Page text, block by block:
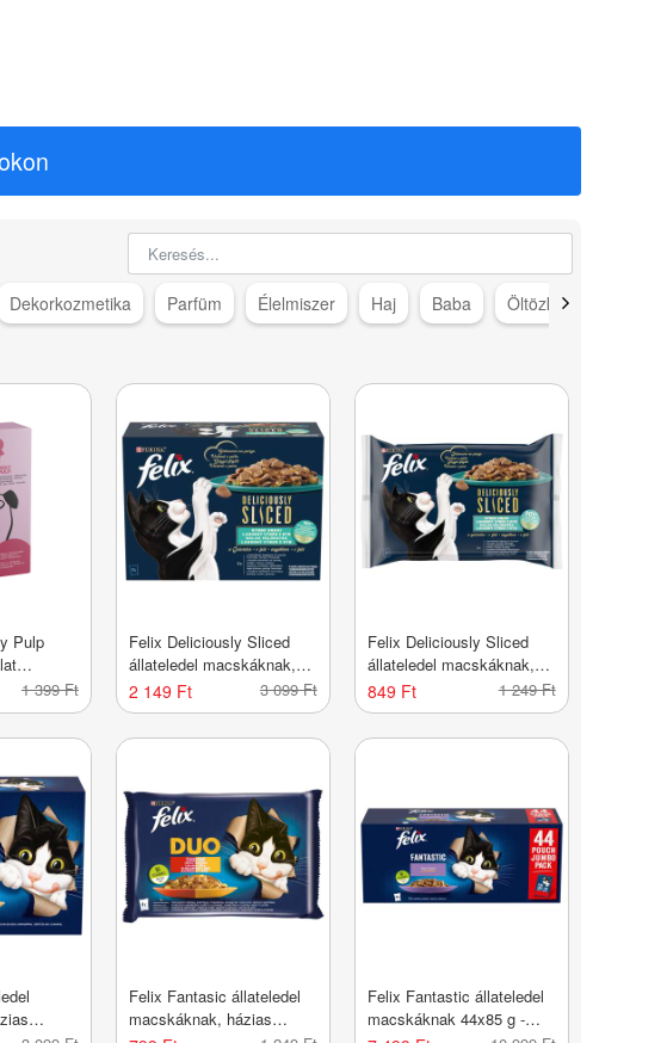
Dekorkozmetika Parfüm Élelmiszer Haj Baba Öltözködés
Pulp
1 399 Ft
Felix Deliciously Sliced
állateledel macskáknak,
halas válogatás 12x80 g -
960 g
2 149 Ft 3 099 Ft
Felix Deliciously Sliced
állateledel macskáknak,
halas válogatás 4x80 g -
320 g
849 Ft 1 249 Ft
Felix Fantasic állateledel
macskáknak, házias
Felix Fantastic állateledel
macskáknak 44x85 g -